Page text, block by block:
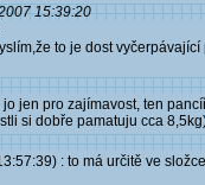
15:39:20
to je dost vyčerpávající
jen pro zajímavost, ten
si dobře pamatuju cca
: to má určitě ve